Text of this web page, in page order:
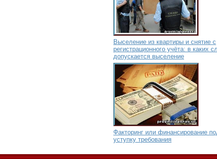
Выселение из квартиры и снятие с
регистрационного учёта: в каких
допускается выселение
Факторинг или финансирование
уступку требования